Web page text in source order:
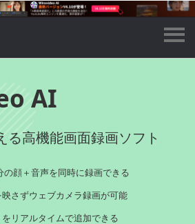
AI
る高機能画面録画ソフト
の顔＋音声を同時に録画できる
さずウェブカメラ録画が可能
リアルタイムで追加できる